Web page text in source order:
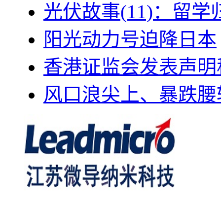
光伏故事(11)：留学
阳光动力号迫降日本
香港证监会发表声
风口浪尖上、暴跌